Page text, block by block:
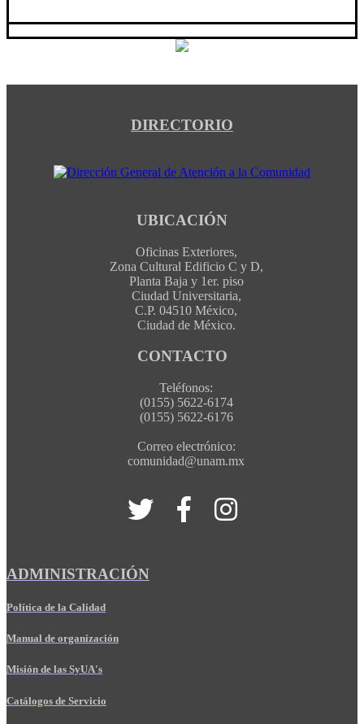
DIRECTORIO
UBICACIÓN
Oficinas Exteriores,
Zona Cultural Edificio C y D,
Planta Baja y 1er. piso
Ciudad Universitaria,
C.P. 04510 México,
Ciudad de México.
CONTACTO
Teléfonos:
(0155) 5622-6174
(0155) 5622-6176
Correo electrónico:
comunidad@unam.mx
ADMINISTRACIÓN
Política de la Calidad
Manual de organización
Misión de las SyUA's
Catálogos de Servicio